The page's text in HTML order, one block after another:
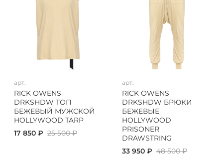
арт.
RICK OWENS
DRKSHDW ТОП
БЕЖЕВЫЙ МУЖСКОЙ
HOLLYWOOD TARP
17 850 ₽ 25 500 ₽
арт.
RICK OWENS
DRKSHDW БРЮКИ
БЕЖЕВЫЕ
HOLLYWOOD
PRISONER
DRAWSTRING
33 950 ₽ 48 500 ₽